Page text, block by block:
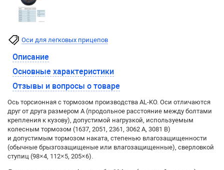
Оси для легковых прицепов
Описание
Основные характеристики
Отзывы и вопросы о товаре
Ось торсионная с тормозом производства AL-KO. Оси отличаются
друг от друга размером А (продольное расстояние между болтами
крепления к кузову), допустимой нагрузкой, используемым
колесным тормозом (1637, 2051, 2361, 3062 А, 3081 В)
и допустимым тормозом наката, степенью влагозащищенности
(обычные брызгозащищеные или влагозащищенные), сверловкой
ступиц (98×4, 112×5, 205×6).